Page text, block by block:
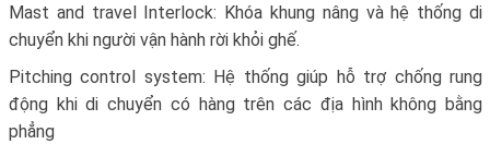
Mast and travel Interlock: Khóa khung nâng và hệ thống di
chuyển khi người vận hành rời khỏi ghế.
Pitching control system: Hệ thống giúp hỗ trợ chống rung
động khi di chuyển có hàng trên các địa hình không bằng
phẳng